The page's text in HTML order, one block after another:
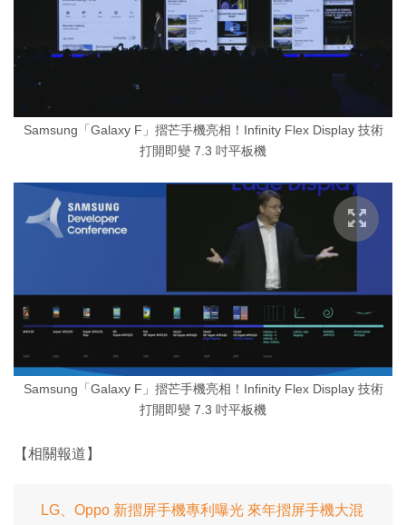
Samsung「Galaxy F」摺芒手機亮相！Infinity Flex Display 技術
打開即變 7.3 吋平板機
Samsung「Galaxy F」摺芒手機亮相！Infinity Flex Display 技術
打開即變 7.3 吋平板機
【相關報道】
LG、Oppo 新摺屏手機專利曝光 來年摺屏手機大混